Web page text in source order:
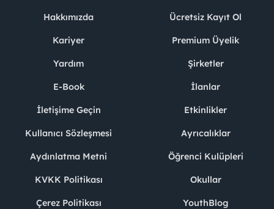
Hakkımızda
Kariyer
Yardım
E-Book
İletişime Geçin
Kullanıcı Sözleşmesi
Aydınlatma Metni
KVKK Politikası
Çerez Politikası
Ücretsiz Kayıt Ol
Premium Üyelik
Şirketler
İlanlar
Etkinlikler
Ayrıcalıklar
Öğrenci Kulüpleri
Okullar
YouthBlog